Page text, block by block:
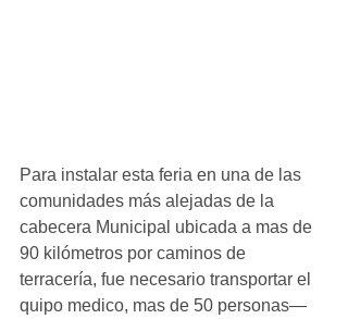
Para instalar esta feria en una de las
comunidades más alejadas de la
cabecera Municipal ubicada a mas de
90 kilómetros por caminos de
terracería, fue necesario transportar el
quipo medico, mas de 50 personas—